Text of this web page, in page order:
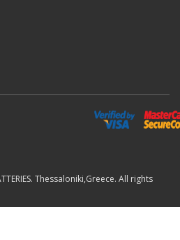
Thessaloniki,Greece. All rights